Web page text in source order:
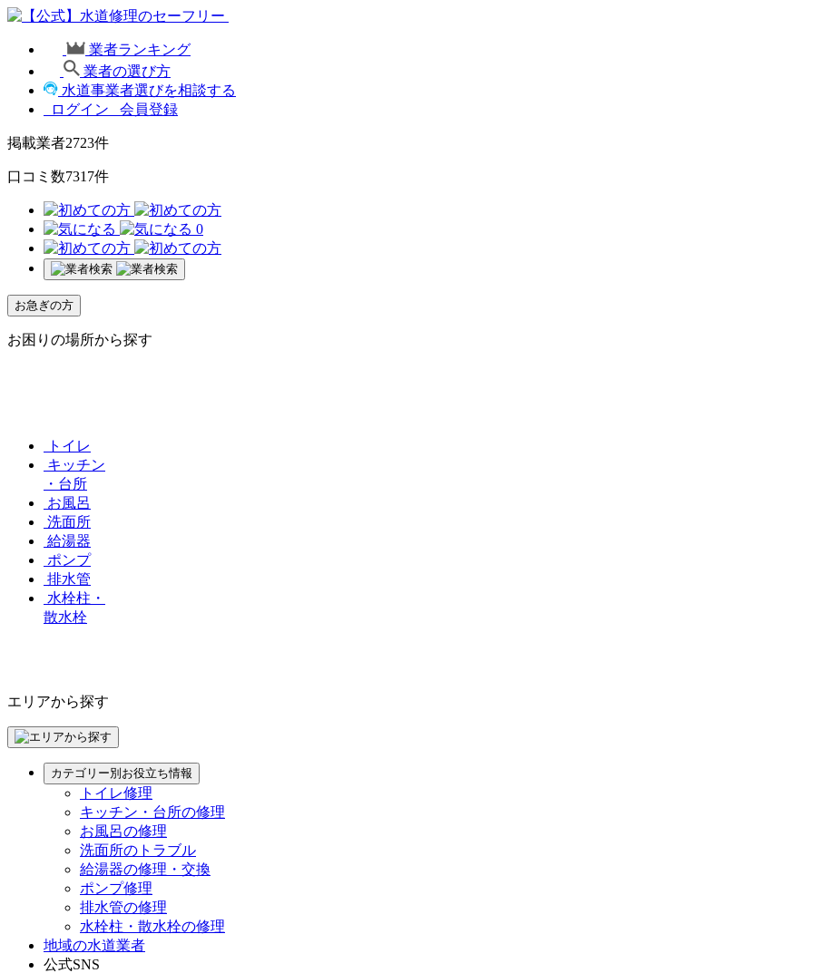
業者ランキング
業者の選び方
水道事業者選びを相談する
ログイン
会員登録
掲載業者2723件
口コミ数7317件
0
お急ぎの方
お困りの場所から探す
トイレ
キッチン
・台所
お風呂
洗面所
給湯器
ポンプ
排水管
水栓柱・
散水栓
エリアから探す
カテゴリー別お役立ち情報
トイレ修理
キッチン・台所の修理
お風呂の修理
洗面所のトラブル
給湯器の修理・交換
ポンプ修理
排水管の修理
水栓柱・散水栓の修理
地域の水道業者
公式SNS